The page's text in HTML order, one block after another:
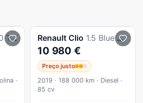
·
Renault Clio 1.5 Blue dCi Intens
10 980 €
Preço justo
2019 · 188 000 km · Diesel ·
85 cv